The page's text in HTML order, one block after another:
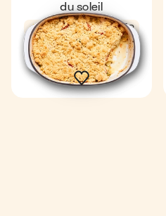
du soleil
4,4 56 min 2